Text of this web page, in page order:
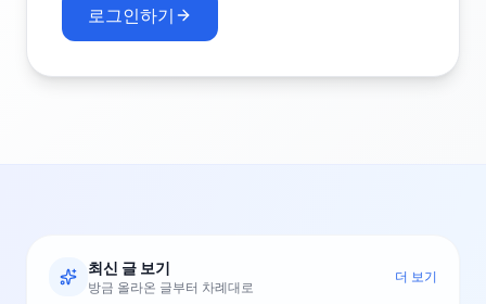
로그인하기
최신 글 보기
방금 올라온 글부터 차례대로
더 보기